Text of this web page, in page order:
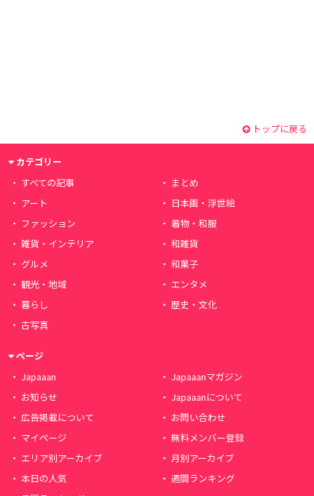
トップに戻る
カテゴリー
すべての記事
まとめ
アート
日本画・浮世絵
ファッション
着物・和服
雑貨・インテリア
和雑貨
グルメ
和菓子
観光・地域
エンタメ
暮らし
歴史・文化
古写真
ページ
Japaaan
Japaaanマガジン
お知らせ
Japaaanについて
広告掲載について
お問い合わせ
マイページ
無料メンバー登録
エリア別アーカイブ
月別アーカイブ
本日の人気
週間ランキング